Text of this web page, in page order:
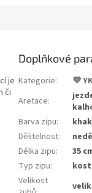
je
či
Doplňkové
Kategorie:
💜
Aretace:
Barva zipu:
Dělitelnost:
Délka zipu:
35
Typ zipu:
Velikost